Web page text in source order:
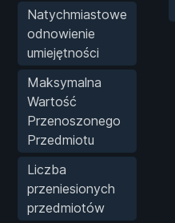
Natychmiastowe
odnowienie
umiejętności
Maksymalna
Wartość
Przenoszonego
Przedmiotu
Liczba
przeniesionych
przedmiotów